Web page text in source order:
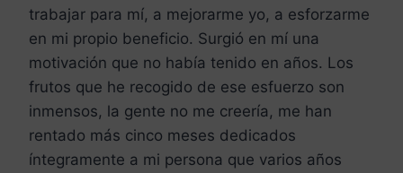
trabajar para mí, a mejorarme yo, a esforzarme
en mi propio beneficio. Surgió en mí una
motivación que no había tenido en años. Los
frutos que he recogido de ese esfuerzo son
inmensos, la gente no me creería, me han
rentado más cinco meses dedicados
íntegramente a mi persona que varios años